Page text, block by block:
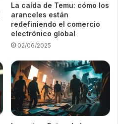
La caída de Temu: cómo los
aranceles están
redefiniendo el comercio
electrónico global
02/06/2025